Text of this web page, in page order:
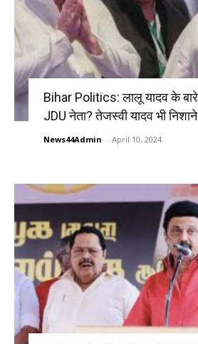
Bihar Politics: लालू यादव के बारे
JDU नेता? तेजस्वी यादव भी
News44Admin - April 10, 2024